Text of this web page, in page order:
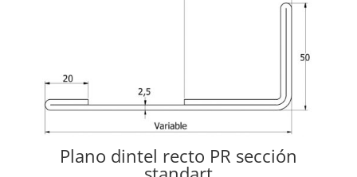
Plano dintel recto PR sección